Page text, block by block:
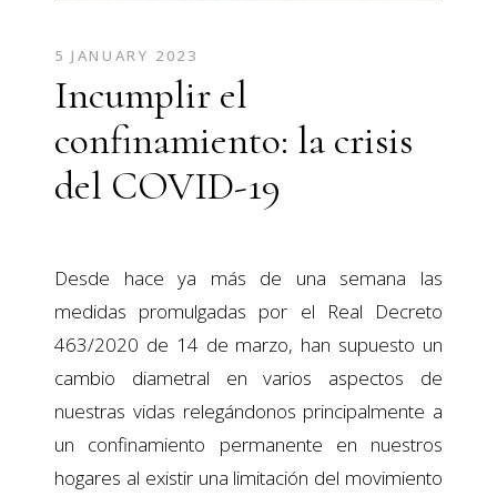
5 JANUARY 2023
Incumplir el
confinamiento: la crisis
del COVID-19
Desde hace ya más de una semana las
medidas promulgadas por el Real Decreto
463/2020 de 14 de marzo, han supuesto un
cambio diametral en varios aspectos de
nuestras vidas relegándonos principalmente a
un confinamiento permanente en nuestros
hogares al existir una limitación del movimiento